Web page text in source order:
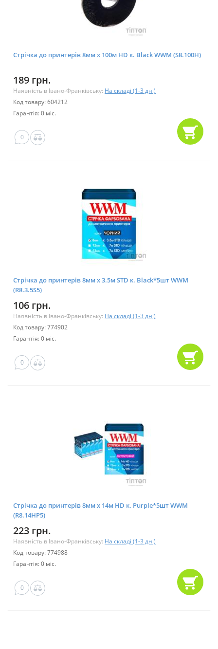
Стрічка до принтерів 8мм х 100м HD к. Black WWM (S8.100H)
189 грн.
Наявність в Івано-Франківську: На складі (1-3 дні)
Код товару: 604212
Гарантія: 0 міс.
0
Стрічка до принтерів 8мм х 3.5м STD к. Black*5шт WWM
(R8.3.5S5)
106 грн.
Наявність в Івано-Франківську: На складі (1-3 дні)
Код товару: 774902
Гарантія: 0 міс.
0
Стрічка до принтерів 8мм х 14м HD к. Purple*5шт WWM
(R8.14HP5)
223 грн.
Наявність в Івано-Франківську: На складі (1-3 дні)
Код товару: 774988
Гарантія: 0 міс.
0